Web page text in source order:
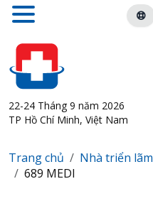
22-24 Tháng 9 năm 2026
TP Hồ Chí Minh, Việt Nam
Trang chủ Nhà triển lãm
689 MEDI